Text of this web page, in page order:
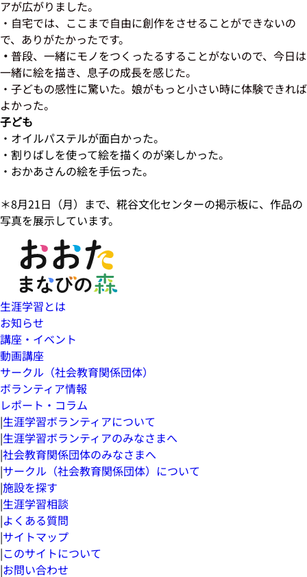
アが広がりました。
・自宅では、ここまで自由に創作をさせることができないの
で、ありがたかったです。
・ 普段、一緒にモノをつくったるすることがないので、今日は
一緒に絵を描き、息子の成長を感じた。
・子どもの感性に驚いた。娘がもっと小さい時に体験できれば
よかった。
子ども
・オイルパステルが面白かった。
・割りばしを使って絵を描くのが楽しかった。
・おかあさんの絵を手伝った。
＊8月21日（月）まで、糀谷文化センターの掲示板に、作品の
写真を展示しています。
生涯学習とは
お知らせ
講座・イベント
動画講座
サークル（社会教育関係団体）
ボランティア情報
レポート・コラム
|生涯学習ボランティアについて
|生涯学習ボランティアのみなさまへ
|社会教育関係団体のみなさまへ
|サークル（社会教育関係団体）について
|施設を探す
|生涯学習相談
|よくある質問
|サイトマップ
|このサイトについて
|お問い合わせ